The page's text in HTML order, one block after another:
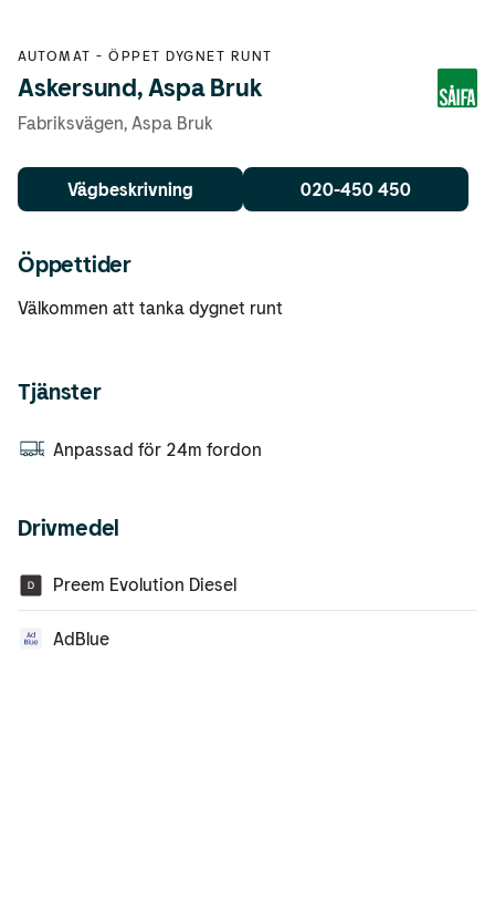
AUTOMAT -ÖPPET DYGNET RUNT
Askersund, Aspa Bruk
Fabriksvägen, Aspa Bruk
Vägbeskrivning 020-450 450
Öppettider
Välkommen att tanka dygnet runt
Tjänster
Anpassad för 24m fordon
Drivmedel
Preem Evolution Diesel
AdBlue